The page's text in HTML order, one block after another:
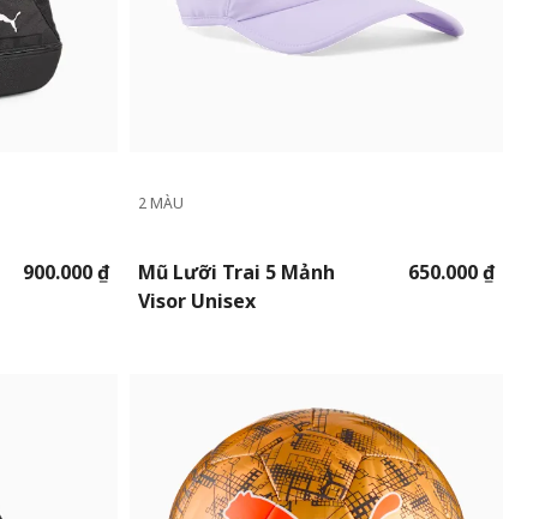
900.000 ₫
2 MÀU
Mũ Lưỡi Trai 5 Mảnh
Visor Unisex
650.000 ₫